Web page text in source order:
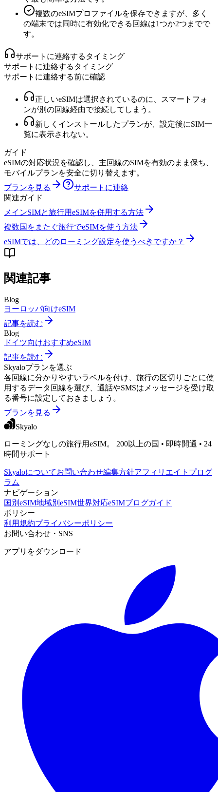
複数のeSIMプロファイルを保存できますが、多く
の端末では同時に有効化できる回線は1つか2つまでで
す。
サポートに連絡するタイミング
サポートに連絡するタイミング
サポートに連絡する前に確認
正しいeSIMは選択されているのに、スマートフォ
ンが別の回線経由で接続してしまう。
新しくインストールしたプランが、設定後にSIM一
覧に表示されない。
ガイド
eSIMの対応状況を確認し、主回線のSIMを有効のまま保ち、
モバイルプランを安全に切り替えます。
プランを見る
サポートに連絡
関連ガイド
メインSIMと旅行用eSIMを併用する方法
複数国をまたぐ旅行でeSIMを使う方法
eSIMでは、どのローミング設定を使うべきですか？
関連記事
Blog
ヨーロッパ向けeSIM
記事を読む
Blog
ドイツ向けおすすめeSIM
記事を読む
Skyaloプランを選ぶ
各回線に分かりやすいラベルを付け、旅行の区切りごとに使
用するデータ回線を選び、通話やSMSはメッセージを受け取
る番号に設定しておきましょう。
プランを見る
Skyalo
ローミングなしの旅行用eSIM。 200以上の国 • 即時開通 • 24
時間サポート
Skyaloについてお問い合わせ編集方針アフィリエイトプログ
ラム
ナビゲーション
国別eSIM地域別eSIM世界対応eSIMブログガイド
ポリシー
利用規約プライバシーポリシー
お問い合わせ・SNS
アプリをダウンロード